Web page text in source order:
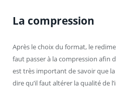
La compression
Après le choix du format, le
faut passer à la compression afin
est très important de savoir que
dire qu’il faut altérer la qualité de